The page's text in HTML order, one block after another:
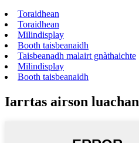
Toraidhean
Toraidhean
Milindisplay
Booth taisbeanaidh
Taisbeanadh malairt gnàthaichte
Milindisplay
Booth taisbeanaidh
Iarrtas airson luachan